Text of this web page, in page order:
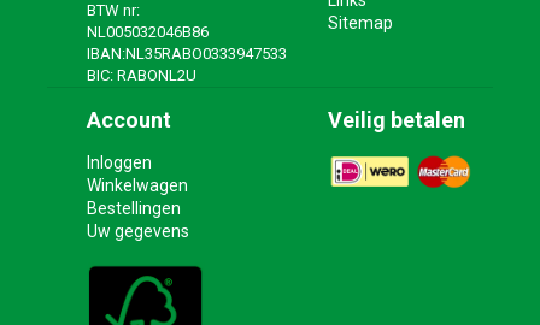
BTW nr:
NL005032046B86
IBAN:NL35RABO0333947533
BIC: RABONL2U
Sitemap
Account
Inloggen
Winkelwagen
Bestellingen
Uw gegevens
Veilig betalen